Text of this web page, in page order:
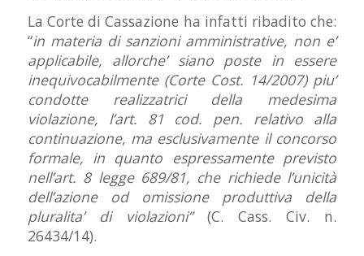
La Corte di Cassazione ha infatti ribadito che:
“in materia di sanzioni amministrative, non e’
applicabile, allorche’ siano poste in essere
inequivocabilmente (Corte Cost. 14/2007) piu’
condotte realizzatrici della medesima
violazione, l’art. 81 cod. pen. relativo alla
continuazione, ma esclusivamente il concorso
formale, in quanto espressamente previsto
nell’art. 8 legge 689/81, che richiede l’unicità
dell’azione od omissione produttiva della
pluralita’ di violazioni”(C. Cass. Civ. n.
26434/14).